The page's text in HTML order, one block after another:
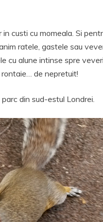
custi cu momeala. Si
ratele, gastele sau
cu alune intinse spre
rontaie… de nepretuit!
din sud-estul Londrei.